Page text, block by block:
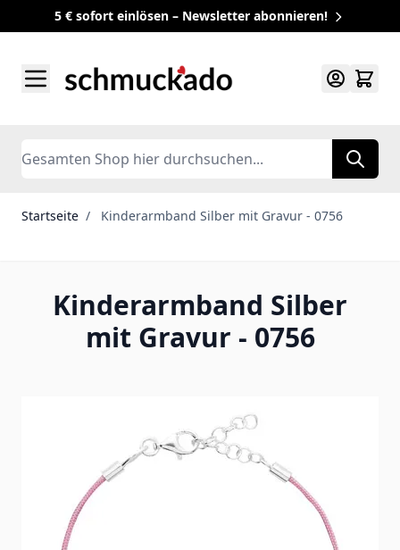
5 € sofort einlösen – Newsletter abonnieren!
Search
Startseite / Kinderarmband Silber mit Gravur - 0756
Kinderarmband Silber
mit Gravur - 0756